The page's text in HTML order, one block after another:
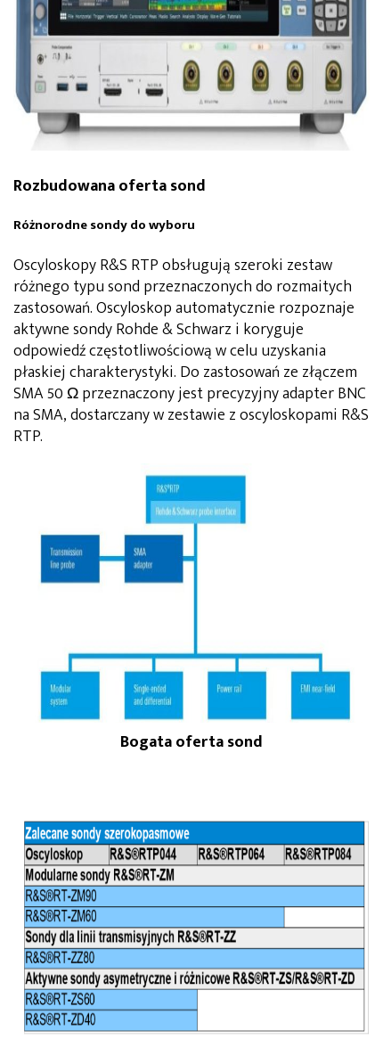
Rozbudowana oferta sond
Różnorodne sondy do wyboru
Oscyloskopy R&S RTP obsługują szeroki zestaw
różnego typu sond przeznaczonych do rozmaitych
zastosowań. Oscyloskop automatycznie rozpoznaje
aktywne sondy Rohde & Schwarz i koryguje
odpowiedź częstotliwościową w celu uzyskania
płaskiej charakterystyki. Do zastosowań ze złączem
SMA 50 Ω przeznaczony jest precyzyjny adapter BNC
na SMA, dostarczany w zestawie z oscyloskopami R&S
RTP.
Bogata oferta sond